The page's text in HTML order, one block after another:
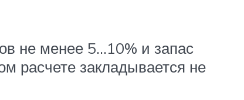
не менее 5…10% и запас
расчете закладывается не